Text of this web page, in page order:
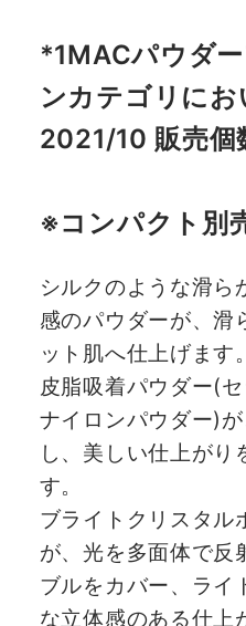
*1MACパウダ
ンカテゴリに
2021/10 販売個
※コンパクト別
シルクのような滑ら
感のパウダーが、滑
ット肌へ仕上げます。
皮脂吸着パウダー(
ナイロンパウダー)
し、美しい仕上がり
す。
ブライトクリスタル
が、光を多面体で反
ブルをカバー、ライ
な立体感のある仕上